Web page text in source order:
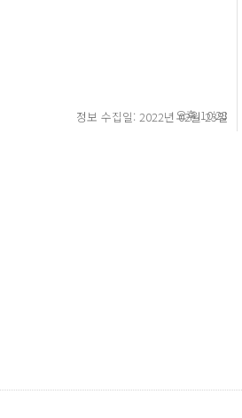
정보 수집일: 2022년 02월 23일
오후 10:28